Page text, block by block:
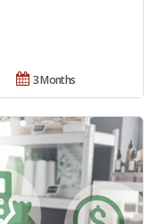
3 Months